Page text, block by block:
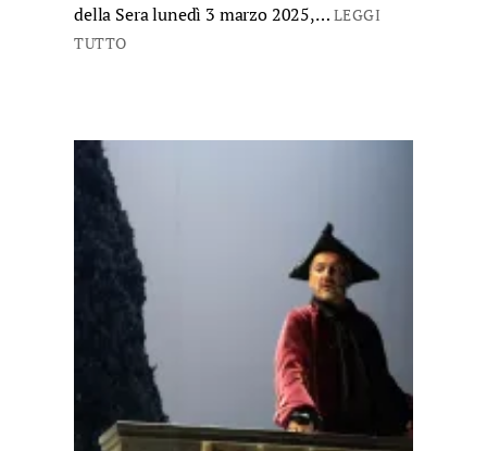
della Sera lunedì 3 marzo 2025,… LEGGI
TUTTO